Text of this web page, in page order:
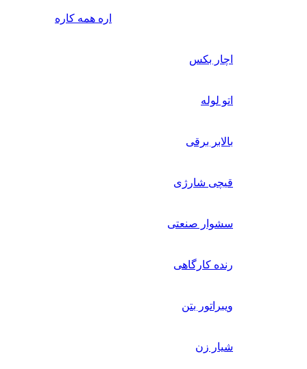
اره همه کاره
اچار بکس
اتو لوله
بالابر برقی
قیچی شارژی
سشوار صنعتی
رنده کارگاهی
ویبراتور بتن
شیار زن